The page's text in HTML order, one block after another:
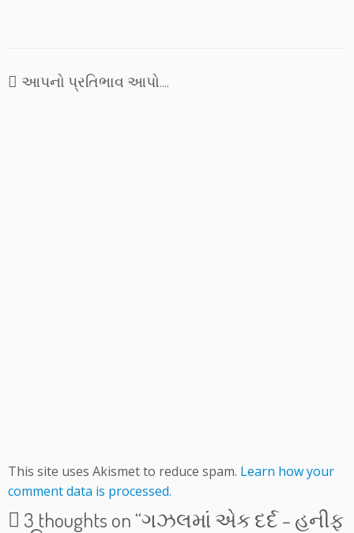
આ ગાયિકાનો…
આપનો પ્રતિભાવ આપો....
This site uses Akismet to reduce spam. Learn how your
comment data is processed.
3 thoughts on “ગઝલમાં એક દર્દ – હનીફ